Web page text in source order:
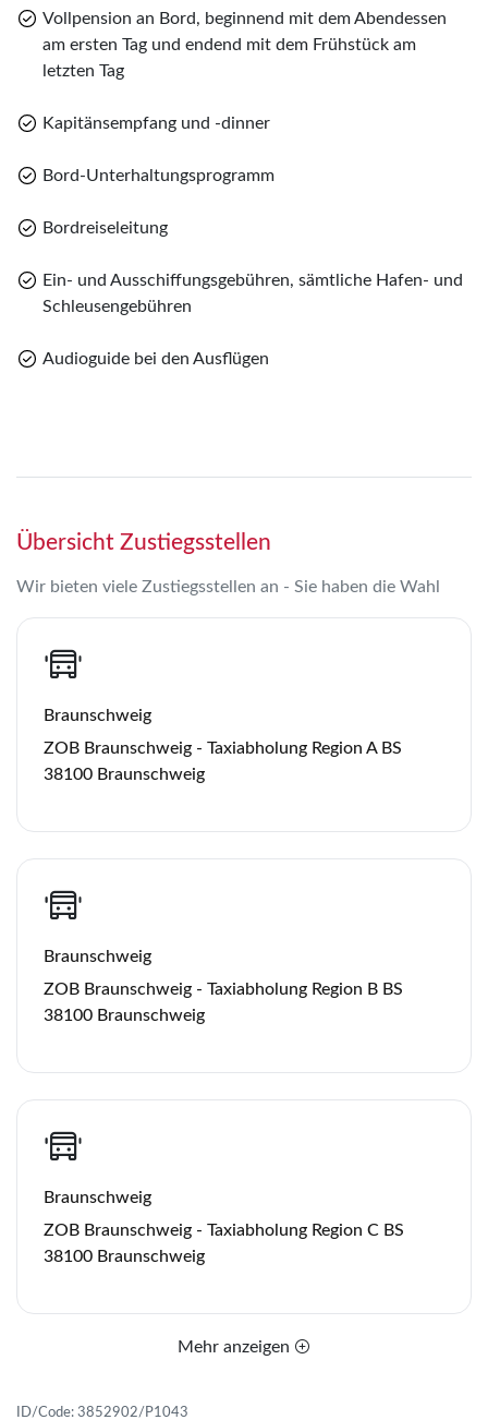
Vollpension an Bord, beginnend mit dem Abendessen
am ersten Tag und endend mit dem Frühstück am
letzten Tag
Kapitänsempfang und -dinner
Bord-Unterhaltungsprogramm
Bordreiseleitung
Ein- und Ausschiffungsgebühren, sämtliche Hafen- und
Schleusengebühren
Audioguide bei den Ausflügen
Übersicht Zustiegsstellen
Wir bieten viele Zustiegsstellen an - Sie haben die Wahl
Braunschweig
ZOB Braunschweig - Taxiabholung Region A BS
38100 Braunschweig
Braunschweig
ZOB Braunschweig - Taxiabholung Region B BS
38100 Braunschweig
Braunschweig
ZOB Braunschweig - Taxiabholung Region C BS
38100 Braunschweig
Mehr anzeigen
ID/Code: 3852902/P1043